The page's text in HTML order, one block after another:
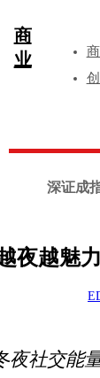
商
业
深证成
夜越魅
夜社交能